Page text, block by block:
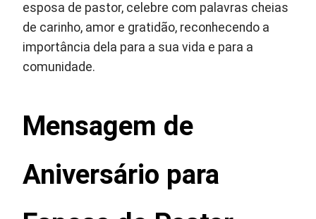
esposa de pastor, celebre com palavras cheias
de carinho, amor e gratidão, reconhecendo a
importância dela para a sua vida e para a
comunidade.
Mensagem de
Aniversário para